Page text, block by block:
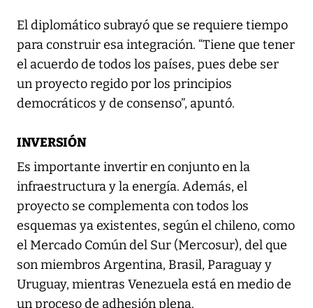
El diplomático subrayó que se requiere tiempo
para construir esa integración. “Tiene que tener
el acuerdo de todos los países, pues debe ser
un proyecto regido por los principios
democráticos y de consenso”, apuntó.
INVERSIÓN
Es importante invertir en conjunto en la
infraestructura y la energía. Además, el
proyecto se complementa con todos los
esquemas ya existentes, según el chileno, como
el Mercado Común del Sur (Mercosur), del que
son miembros Argentina, Brasil, Paraguay y
Uruguay, mientras Venezuela está en medio de
un proceso de adhesión plena.